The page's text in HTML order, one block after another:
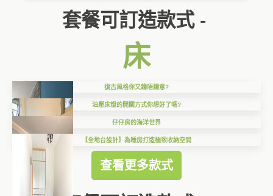
套餐可訂造款式 -
床
復古風格你又鐘唔鐘意?
油壓床燈的開關方式你想好了嗎?
仔仔房的海洋世界
【全地台設計】為睡房打造極致收納空間
查看更多款式